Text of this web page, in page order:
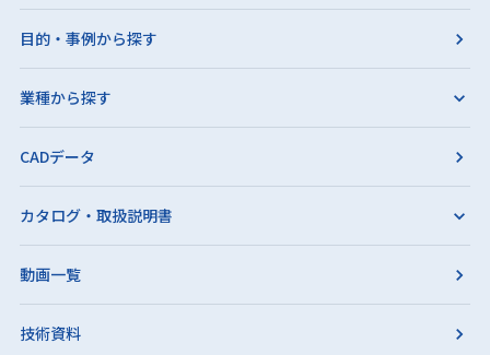
目的・事例から探す
業種から探す
CADデータ
カタログ・取扱説明書
動画一覧
技術資料